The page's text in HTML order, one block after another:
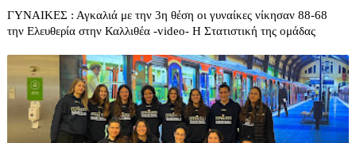
ΓΥΝΑΙΚΕΣ : Αγκαλιά με την 3η θέση οι γυναίκες νίκησαν 88-68
την Ελευθερία στην Καλλιθέα -video- H Στατιστική της ομάδας